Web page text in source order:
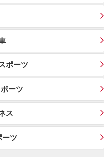
ポーツ
ーツ
ス
ーツ